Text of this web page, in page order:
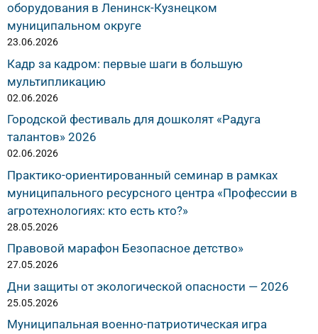
оборудования в Ленинск-Кузнецком
муниципальном округе
23.06.2026
Кадр за кадром: первые шаги в большую
мультипликацию
02.06.2026
Городской фестиваль для дошколят «Радуга
талантов» 2026
02.06.2026
Практико-ориентированный семинар в рамках
муниципального ресурсного центра «Профессии в
агротехнологиях: кто есть кто?»
28.05.2026
Правовой марафон Безопасное детство»
27.05.2026
Дни защиты от экологической опасности — 2026
25.05.2026
Муниципальная военно-патриотическая игра